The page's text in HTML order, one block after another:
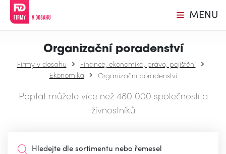
MENU
Organizační poradenství
Firmy v dosahu
Finance, ekonomika, právo, pojištění
Ekonomika
Organizační poradenství
Poptat můžete více než 480 000 společností a
živnostníků
Hledejte dle sortimentu nebo řemesel